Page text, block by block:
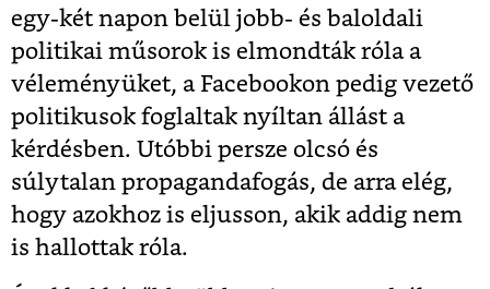
egy-két napon belül jobb- és baloldali
politikai műsorok is elmondták róla a
véleményüket, a Facebookon pedig vezető
politikusok foglaltak nyíltan állást a
kérdésben. Utóbbi persze olcsó és
súlytalan propagandafogás, de arra elég,
hogy azokhoz is eljusson, akik addig nem
is hallottak róla.